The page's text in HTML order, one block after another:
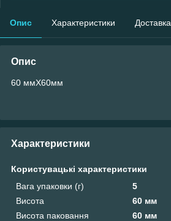
Опис Характеристики Доставка
Опис
60 ммХ60мм
Характеристики
Користувацькі характеристики
Вага упаковки (г)
5
Висота
60 мм
Висота паковання
60 мм